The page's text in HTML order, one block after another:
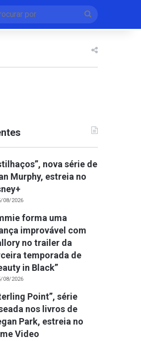
por
nova série de
Murphy, estreia no
08/2026
forma uma
improvável com
no trailer da
temporada de
in Black”
08/2026
Point”, série
nos livros de
Park, estreia no
Video